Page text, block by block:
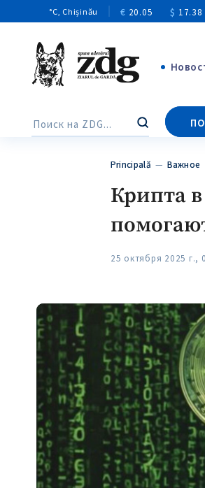
°C, Chișinău € 20.05 $ 17.38
Поиск
Principală —Важное
Крипта
25 октября 2025 г.,